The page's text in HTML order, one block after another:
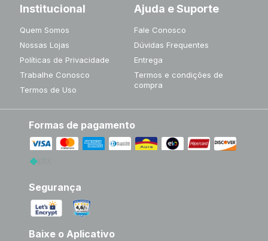
Institucional
Quem Somos
Nossas Lojas
Políticas de Privacidade
Trabalhe Conosco
Termos de Uso
Ajuda e Suporte
Fale Conosco
Dúvidas Frequentes
Entrega
Termos e condições de
compra
Formas de pagamento
Segurança
Baixe o Aplicativo